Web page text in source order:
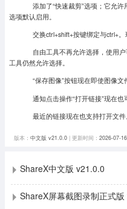
添加了“快速裁剪”选项；它允许
选项默认启用。
交换ctrl+shift+按键绑定与ctrl+。
自由工具不再允许选择，使用户
工具仍然允许选择。
“保存图像”按钮现在即使图像文
通知点击操作“打开链接”现在也
最近的链接现在也支持打开文件
版本： 中文版 v21.0.0| 更新时间： 2026-07-16
ShareX中文版 v21.0.0
ShareX屏幕截图录制正式版